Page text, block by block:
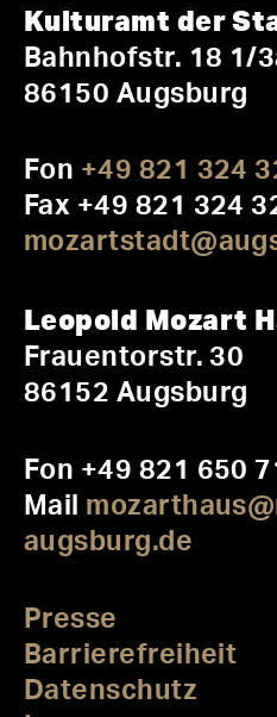
Kulturamt der
Bahnhofstr. 18 1/
86150 Augsburg
Fon +49 821 324
Fax +49 821 324
Leopold Mozart
Frauentorstr. 30
86152 Augsburg
Fon +49 821 650
Mail
augsburg.de
Presse
Barrierefreiheit
Datenschutz